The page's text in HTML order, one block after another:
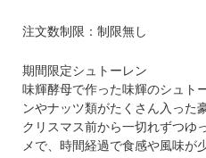
注文数制限：制限無し
期間限定シュトーレン
味輝酵母で作った味輝のシュト
ンやナッツ類がたくさん入った
クリスマス前から一切れずつゆ
メで、時間経過で食感や風味が